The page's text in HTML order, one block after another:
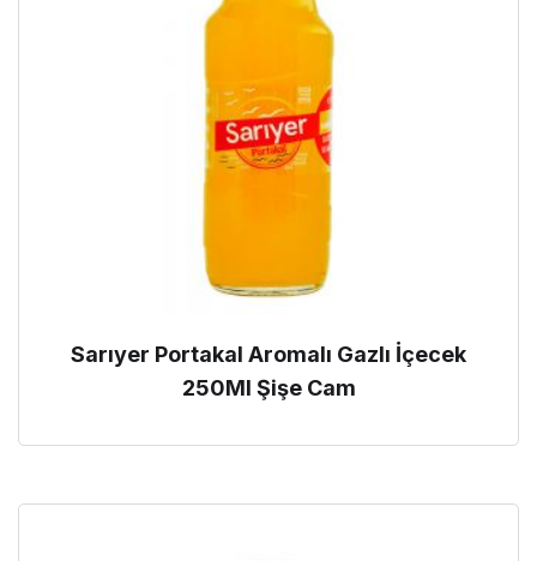
Sarıyer Portakal Aromalı Gazlı İçecek
250Ml Şişe Cam